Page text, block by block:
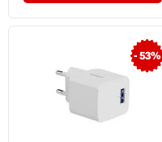
- 53%